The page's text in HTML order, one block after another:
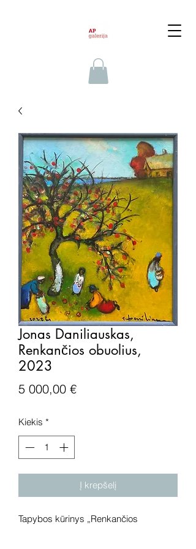
Jonas Daniliauskas,
Renkančios obuolius,
2023
5 000,00 €Price
Kiekis *
Į krepšelį
Tapybos kūrinys „Renkančios